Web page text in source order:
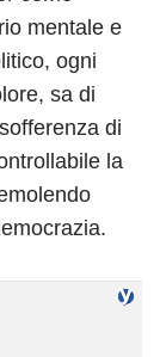
mentale e
ogni
sa di
di
la